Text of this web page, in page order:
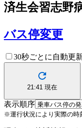
済生会習志野
バス停変更
30秒ごとに自動更
21:41 現在
表示順序
※運行状況により実際の時